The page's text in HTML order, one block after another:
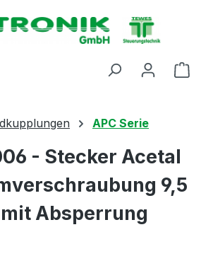
APC Serie
- Stecker Acetal
9,5
Absperrung